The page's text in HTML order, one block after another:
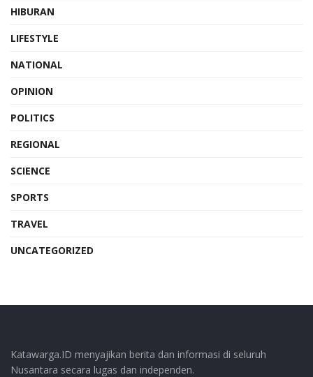
HIBURAN
LIFESTYLE
NATIONAL
OPINION
POLITICS
REGIONAL
SCIENCE
SPORTS
TRAVEL
UNCATEGORIZED
Katawarga.ID menyajikan berita dan informasi di seluruh
Nusantara secara lugas dan independen.